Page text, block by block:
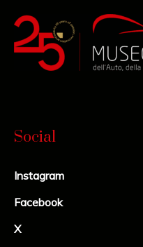
Social
Instagram
Facebook
X